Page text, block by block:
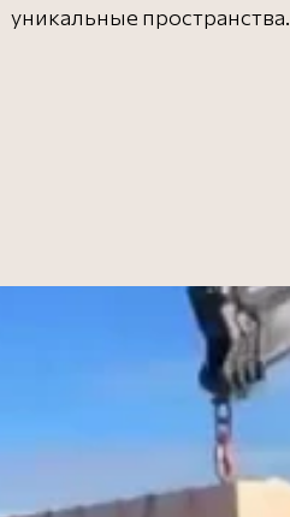
уникальные пространства.